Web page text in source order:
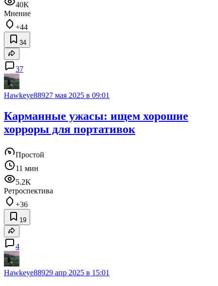
40K
Мнение
+44
34
37
Hawkeye88927 мая 2025 в 09:01
Карманные ужасы: ищем хорошие
хорроры для портативок
Простой
11 мин
5.2K
Ретроспектива
+36
19
4
Hawkeye88929 апр 2025 в 15:01